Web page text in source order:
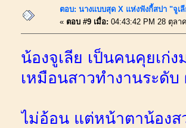
ตอบ: นางแบบสุด X แห่งฟังกี้สปา "จูเ
« ตอบ #9 เมื่อ: 04:43:42 PM 28 ตุลา
น้องจูเลีย เป็นคนคุยเก่
เหมือนสาวทำงานระดั
ไม่อ้อน แต่หน้าตาน้องส